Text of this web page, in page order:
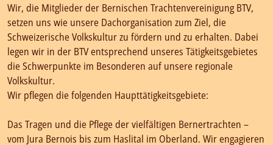
Wir, die Mitglieder der Bernischen Trachtenvereinigung BTV,
setzen uns wie unsere Dachorganisation zum Ziel, die
Schweizerische Volkskultur zu fördern und zu erhalten. Dabei
legen wir in der BTV entsprechend unseres Tätigkeitsgebietes
die Schwerpunkte im Besonderen auf unsere regionale
Volkskultur.
Wir pflegen die folgenden Haupttätigkeitsgebiete:
Das Tragen und die Pflege der vielfältigen Bernertrachten –
vom Jura Bernois bis zum Haslital im Oberland. Wir engagieren